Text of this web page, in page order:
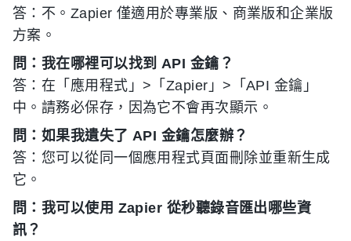
答：不。Zapier 僅適用於專業版、商業版和企業版
方案。
問：我在哪裡可以找到 API 金鑰？
答：在「應用程式」>「Zapier」>「API 金鑰」
中。請務必保存，因為它不會再次顯示。
問：如果我遺失了 API 金鑰怎麼辦？
答：您可以從同一個應用程式頁面刪除並重新生成
它。
問：我可以使用 Zapier 從秒聽錄音匯出哪些資
訊？